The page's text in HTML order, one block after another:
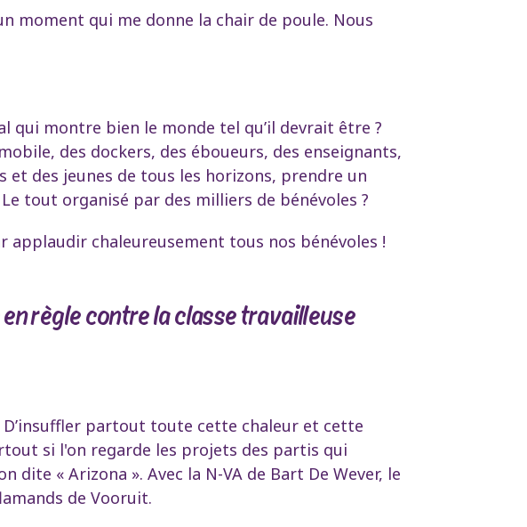
moment qui me donne la chair de poule. Nous
qui montre bien le monde tel qu’il devrait être ?
des dockers, des éboueurs, des enseignants,
des jeunes de tous les horizons, prendre un
tout organisé par des milliers de bénévoles ?
applaudir chaleureusement tous nos bénévoles !
règle contre la classe travailleuse
D’insuffler partout toute cette chaleur et cette
si l'on regarde les projets des partis qui
« Arizona ». Avec la N-VA de Bart De Wever, le
de Vooruit.